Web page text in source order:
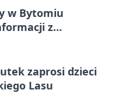
w Bytomiu
z
zaprosi dzieci
Lasu